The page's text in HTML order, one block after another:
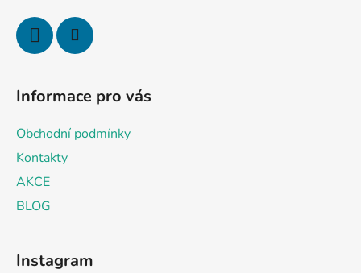
Informace pro vás
Obchodní podmínky
Kontakty
AKCE
BLOG
Instagram